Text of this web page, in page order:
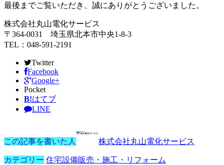
最後までご覧いただき、誠にありがとうございました。
株式会社丸山電化サービス
〒364-0031 埼玉県北本市中央1-8-3
TEL：048-591-2191
Twitter
Facebook
Google+
Pocket
B!はてブ
LINE
この記事を書いた人 株式会社丸山電化サービス
カテゴリー 住宅設備販売・施工・リフォーム